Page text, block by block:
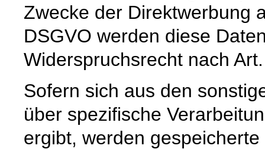
Zwecke der Direktwerbung
DSGVO werden diese
Widerspruchsrecht nach
Sofern sich aus den
über spezifische
ergibt, werden